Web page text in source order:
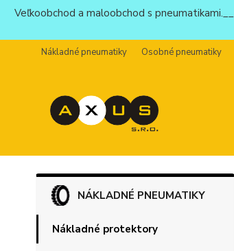
Veľkoobchod a maloobchod s
Nákladné pneumatiky Osobné pneumatiky
NÁKLADNÉ PNEUMATIKY
Nákladné protektory